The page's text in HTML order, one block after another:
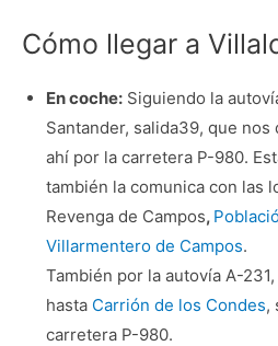
Cómo llegar a
En coche:Siguiendo la
Santander, salida39, que nos
ahí por la carretera P-980.
también la comunica con las
Revenga de Campos,
Villarmentero de Campos.
También por la autovía A-
hasta Carrión de los Condes,
carretera P-980.